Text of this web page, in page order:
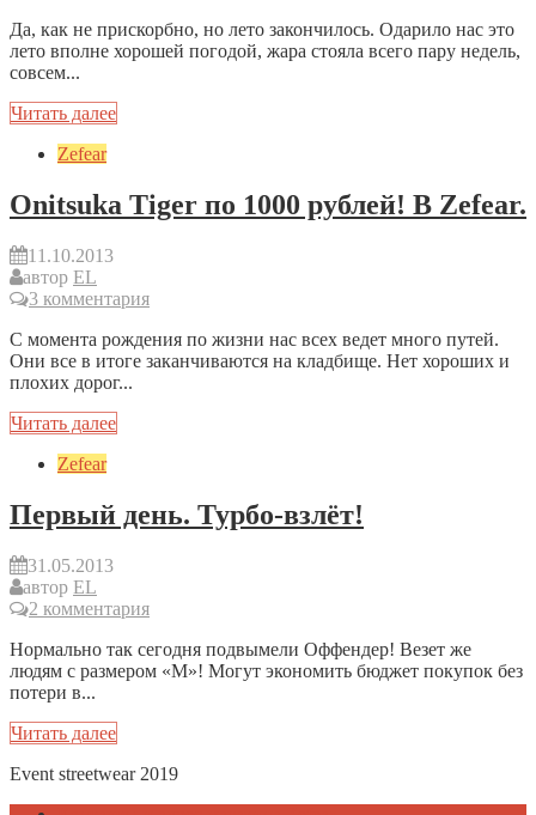
Да, как не прискорбно, но лето закончилось. Одарило нас это
лето вполне хорошей погодой, жара стояла всего пару недель,
совсем...
Читать далее
Zefear
Onitsuka Tiger по 1000 рублей! В Zefear.
11.10.2013
автор EL
3 комментария
С момента рождения по жизни нас всех ведет много путей.
Они все в итоге заканчиваются на кладбище. Нет хороших и
плохих дорог...
Читать далее
Zefear
Первый день. Турбо-взлёт!
31.05.2013
автор EL
2 комментария
Нормально так сегодня подвымели Оффендер! Везет же
людям с размером «М»! Могут экономить бюджет покупок без
потери в...
Читать далее
Event streetwear 2019